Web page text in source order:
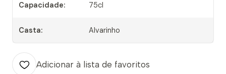
Capacidade: 75cl
Casta: Alvarinho
Adicionar à lista de favoritos